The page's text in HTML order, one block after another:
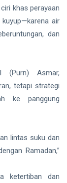
khas perayaan
air
dan
(Purn) Asmar,
tetapi strategi
ke panggung
lintas suku dan
Ramadan,”
ketertiban dan